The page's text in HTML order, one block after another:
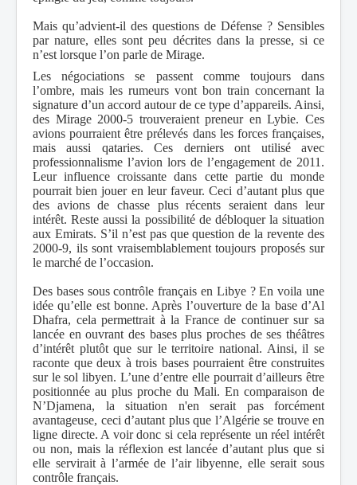
Mais qu’advient-il des questions de Défense ? Sensibles
par nature, elles sont peu décrites dans la presse, si ce
n’est lorsque l’on parle de Mirage.
Les négociations se passent comme toujours dans
l’ombre, mais les rumeurs vont bon train concernant la
signature d’un accord autour de ce type d’appareils. Ainsi,
des Mirage 2000-5 trouveraient preneur en Lybie. Ces
avions pourraient être prélevés dans les forces françaises,
mais aussi qataries. Ces derniers ont utilisé avec
professionnalisme l’avion lors de l’engagement de 2011.
Leur influence croissante dans cette partie du monde
pourrait bien jouer en leur faveur. Ceci d’autant plus que
des avions de chasse plus récents seraient dans leur
intérêt. Reste aussi la possibilité de débloquer la situation
aux Emirats. S’il n’est pas que question de la revente des
2000-9, ils sont vraisemblablement toujours proposés sur
le marché de l’occasion.
Des bases sous contrôle français en Libye ? En voila une
idée qu’elle est bonne. Après l’ouverture de la base d’Al
Dhafra, cela permettrait à la France de continuer sur sa
lancée en ouvrant des bases plus proches de ses théâtres
d’intérêt plutôt que sur le territoire national. Ainsi, il se
raconte que deux à trois bases pourraient être construites
sur le sol libyen. L’une d’entre elle pourrait d’ailleurs être
positionnée au plus proche du Mali. En comparaison de
N’Djamena, la situation n'en serait pas forcément
avantageuse, ceci d’autant plus que l’Algérie se trouve en
ligne directe. A voir donc si cela représente un réel intérêt
ou non, mais la réflexion est lancée d’autant plus que si
elle servirait à l’armée de l’air libyenne, elle serait sous
contrôle français.